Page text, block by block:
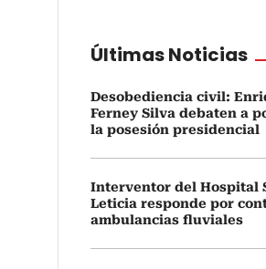
Últimas Noticias
Desobediencia civil:
Ferney Silva debaten a
la posesión presidencial
Interventor del Hospital
Leticia responde por
ambulancias fluviales